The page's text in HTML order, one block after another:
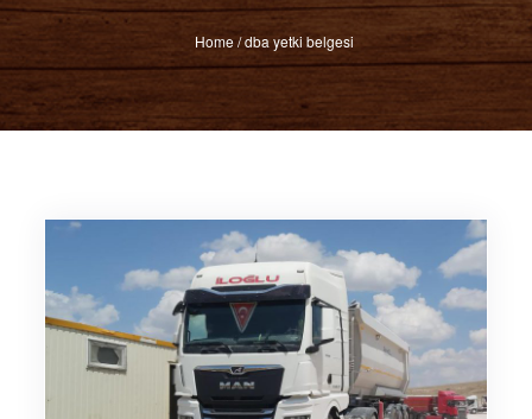
Home/dba yetki belgesi